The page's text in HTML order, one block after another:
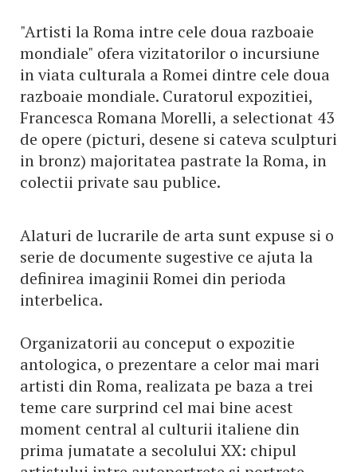
"Artisti la Roma intre cele doua razboaie
mondiale" ofera vizitatorilor o incursiune
in viata culturala a Romei dintre cele doua
razboaie mondiale. Curatorul expozitiei,
Francesca Romana Morelli, a selectionat 43
de opere (picturi, desene si cateva sculpturi
in bronz) majoritatea pastrate la Roma, in
colectii private sau publice.
Alaturi de lucrarile de arta sunt expuse si o
serie de documente sugestive ce ajuta la
definirea imaginii Romei din perioda
interbelica.
Organizatorii au conceput o expozitie
antologica, o prezentare a celor mai mari
artisti din Roma, realizata pe baza a trei
teme care surprind cel mai bine acest
moment central al culturii italiene din
prima jumatate a secolului XX: chipul